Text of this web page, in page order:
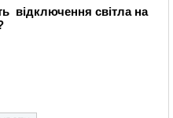
відключення світла на